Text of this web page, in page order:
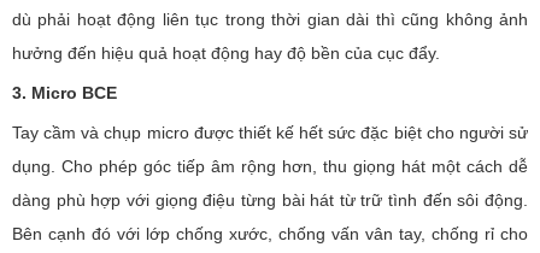
dù phải hoạt động liên tục trong thời gian dài thì cũng không ảnh
hưởng đến hiệu quả hoạt động hay độ bền của cục đẩy.
3. Micro BCE
Tay cầm và chụp micro được thiết kế hết sức đặc biệt cho người sử
dụng. Cho phép góc tiếp âm rộng hơn, thu giọng hát một cách dễ
dàng phù hợp với giọng điệu từng bài hát từ trữ tình đến sôi động.
Bên cạnh đó với lớp chống xước, chống vấn vân tay, chống rỉ cho